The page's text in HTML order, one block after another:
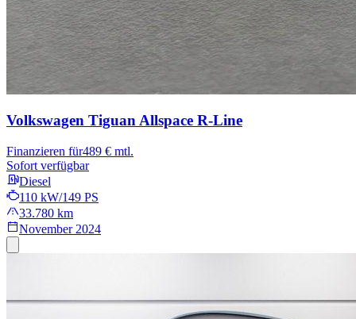
Volkswagen Tiguan Allspace R-Line
Finanzieren für489 € mtl.
Sofort verfügbar
Diesel
110 kW/149 PS
33.780 km
November 2024